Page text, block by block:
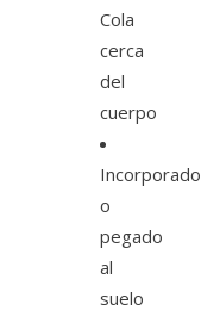
Cola
cerca
del
cuerpo
Incorporado
o
pegado
al
suelo